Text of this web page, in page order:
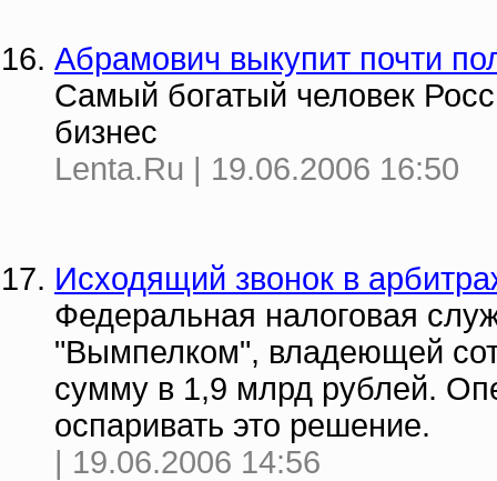
Абрамович выкупит почти
Самый богатый человек
бизнес
Lenta.Ru | 19.06.2006 16:50
Исходящий звонок в
Федеральная налоговая
"Вымпелком", владеющей
сумму в 1,9 млрд рублей.
оспаривать это решение.
| 19.06.2006 14:56